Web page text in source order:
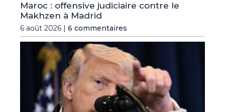
Maroc : offensive judiciaire contre le
Makhzen à Madrid
6 août 2026 | 6 commentaires